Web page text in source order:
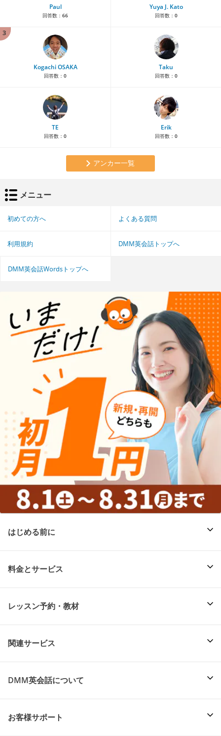
Paul
回答数： 66
Yuya J. Kato
回答数： 0
3
Kogachi OSAKA
回答数： 0
Taku
回答数： 0
TE
回答数： 0
Erik
回答数： 0
アンカー一覧
メニュー
初めての方へ よくある質問
利用規約 DMM英会話トップへ
DMM英会話Wordsトップへ
はじめる前に
料金とサービス
レッスン予約・教材
関連サービス
DMM英会話について
お客様サポート